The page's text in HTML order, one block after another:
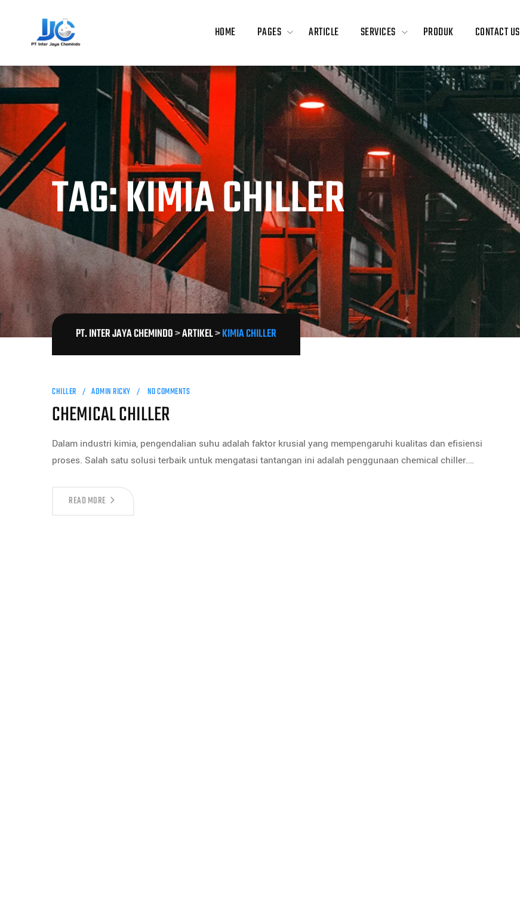
HOME PAGES ARTICLE SERVICES PRODUK CONTACT US
TAG: KIMIA CHILLER
PT. INTER JAYA CHEMINDO>ARTIKEL>KIMIA CHILLER
CHILLER ADMIN RICKY NO COMMENTS
CHEMICAL CHILLER
Dalam industri kimia, pengendalian suhu adalah faktor krusial yang mempengaruhi kualitas dan efisiensi
proses. Salah satu solusi terbaik untuk mengatasi tantangan ini adalah penggunaan chemical chiller.…
READ MORE